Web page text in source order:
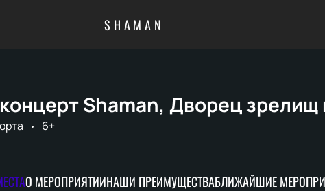
SHAMAN
Shaman, Дворец зрелищ
6+
О МЕРОПРИЯТИИНАШИ ПРЕИМУЩЕСТВАБЛИЖАЙШИЕ